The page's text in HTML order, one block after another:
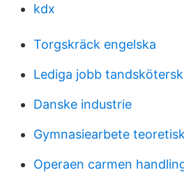
kdx
Torgskräck engelska
Lediga jobb
Danske industrie
Gymnasiearbete
Operaen carmen